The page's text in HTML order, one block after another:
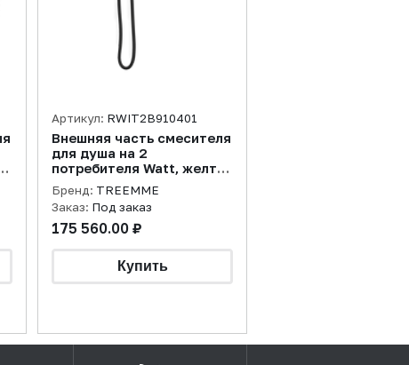
Артикул: RWIT2B910401
Внешняя часть смесителя
для душа на 2
потребителя Watt, желтое
золото PVD
Бренд: TREEMME
Заказ: Под заказ
175 560.00 ₽